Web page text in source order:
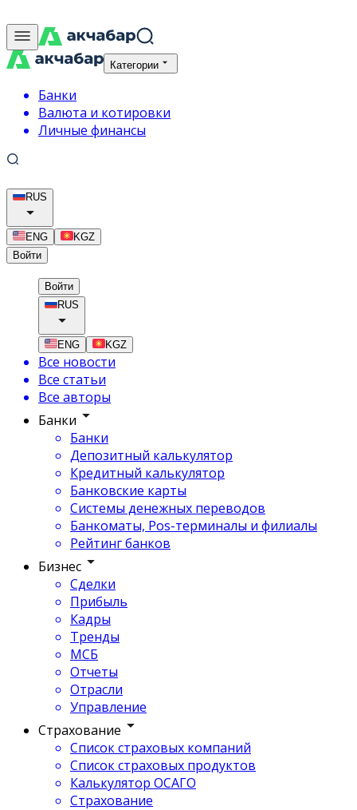
Категории
Банки
Валюта и котировки
Личные финансы
RUS
ENG
KGZ
Войти
Войти
RUS
ENG KGZ
Все новости
Все статьи
Все авторы
Банки
Банки
Депозитный калькулятор
Кредитный калькулятор
Банковские карты
Системы денежных переводов
Банкоматы, Pos-терминалы и филиалы
Рейтинг банков
Бизнес
Сделки
Прибыль
Кадры
Тренды
МСБ
Отчеты
Отрасли
Управление
Страхование
Список страховых компаний
Список страховых продуктов
Калькулятор ОСАГО
Страхование